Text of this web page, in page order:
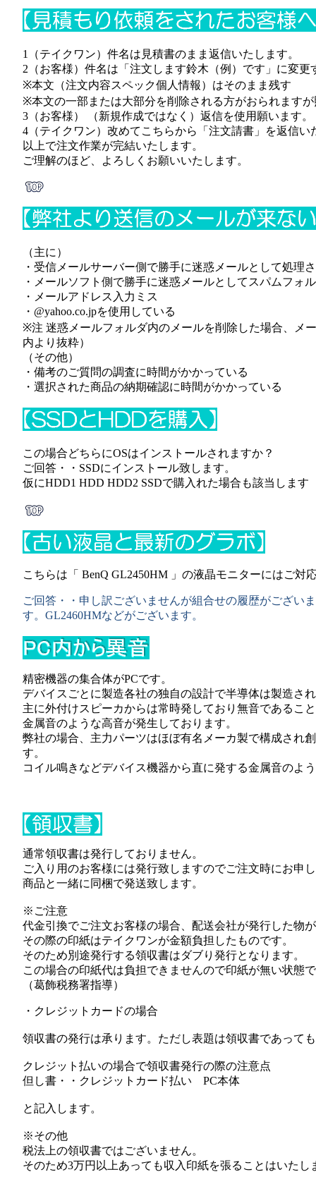
1（テイクワン）件名は見積書のまま返信いたします。
2（お客様）件名は「注文します鈴木（例）です」に変更
※本文（注文内容スペック個人情報）はそのまま残す
※本文の一部または大部分を削除される方がおられます
3（お客様） （新規作成ではなく）返信を使用願います。
4（テイクワン）改めてこちらから「注文請書」を返信い
以上で注文作業が完結いたします。
ご理解のほど、よろしくお願いいたします。
（主に）
・受信メールサーバー側で勝手に迷惑メールとして処理
・メールソフト側で勝手に迷惑メールとしてスパムフォ
・メールアドレス入力ミス
・@yahoo.co.jpを使用している
※注 迷惑メールフォルダ内のメールを削除した場合、メ
内より抜粋）
（その他）
・備考のご質問の調査に時間がかかっている
・選択された商品の納期確認に時間がかかっている
この場合どちらにOSはインストールされますか？
ご回答・・SSDにインストール致します。
仮にHDD1 HDD HDD2 SSDで購入れた場合も該当します
こちらは「 BenQ GL2450HM 」の液晶モニターにはご対
ご回答・・申し訳ございませんが組合せの履歴がござい
す。 GL2460HMなどがございます。
精密機器の集合体がPCです。
デバイスごとに製造各社の独自の設計で半導体は製造さ
主に外付けスピーカからは常時発しており無音であるこ
金属音のような高音が発生しております。
弊社の場合、主力パーツはほぼ有名メーカ製で構成され
す。
コイル鳴きなどデバイス機器から直に発する金属音のよ
通常領収書は発行しておりません。
ご入り用のお客様には発行致しますのでご注文時にお申
商品と一緒に同梱で発送致します。
※ご注意
代金引換でご注文お客様の場合、配送会社が発行した物
その際の印紙はテイクワンが金額負担したものです。
そのため別途発行する領収書はダブり発行となります。
この場合の印紙代は負担できませんので印紙が無い状態
（葛飾税務署指導）
・クレジットカードの場合
領収書の発行は承ります。ただし表題は領収書であって
クレジット払いの場合で領収書発行の際の注意点
但し書・・クレジットカード払い PC本体
と記入します。
※その他
税法上の領収書ではございません。
そのため3万円以上あっても収入印紙を張ることはいたし